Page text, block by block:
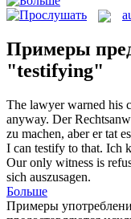
Примеры
"testifying"
The lawyer warned his
anyway. Der
zu machen, aber er tat
I can testify to that. Ich
Our only witness is
sich auszusagen.
Больше
Примеры